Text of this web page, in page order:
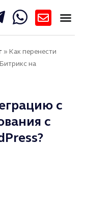
» Как перенести
на
с
с